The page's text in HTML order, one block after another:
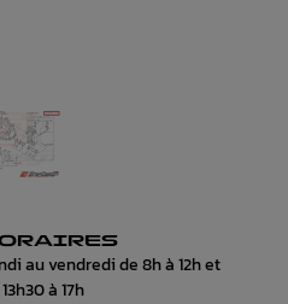
au vendredi de 8h à 12h et
à 17h